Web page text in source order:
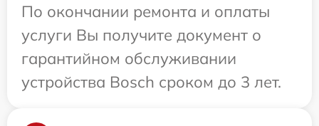
По окончании ремонта и оплаты
услуги Вы получите документ о
гарантийном обслуживании
устройства Bosch сроком до 3 лет.